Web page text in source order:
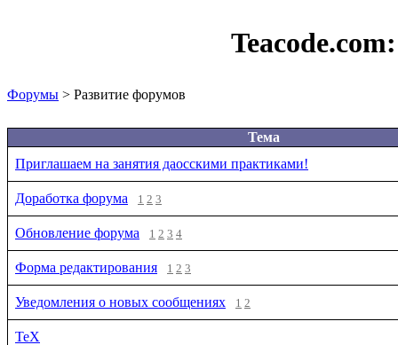
Форумы > Развитие форумов
Тема
Приглашаем на занятия даосскими практиками!
Доработка форума 1 2 3
Обновление форума 1 2 3 4
Форма редактирования 1 2 3
Уведомления о новых сообщениях 1 2
TeX